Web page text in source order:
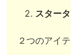
スター
２つのアイ